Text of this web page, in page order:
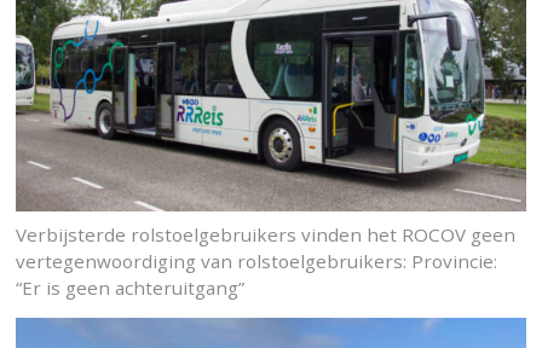
Verbijsterde rolstoelgebruikers vinden het ROCOV geen
vertegenwoordiging van rolstoelgebruikers: Provincie:
“Er is geen achteruitgang”